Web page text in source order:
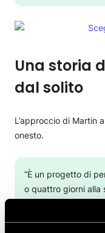
Una storia
dal solito
L’approccio di Martin
onesto.
“È un progetto di
o quattro giorni alla